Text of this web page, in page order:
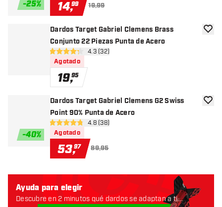
-25% 14,99 19,99
Dardos Target Gabriel Clemens Brass
Conjunto 22 Piezas Punta de Acero
abrir panel de reseñas
4.3 estrellas de puntuación
4.3 (32)
Agotado
19,95
-40%
Dardos Target Gabriel Clemens G2 Swiss
Point 90% Punta de Acero
abrir panel de reseñas
4.8 estrellas de puntuación
4.8 (38)
Agotado
53,97 89,95
Ayuda para elegir
Descubre en 2 minutos qué dardos se adaptan a ti.